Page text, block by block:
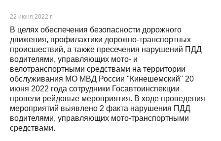
22 июня 2022 г.
В целях обеспечения безопасности дорожного
движения, профилактики дорожно-транспортных
происшествий, а также пресечения нарушений ПДД
водителями, управляющих мото- и
велотранспортными средствами на территории
обслуживания МО МВД России "Кинешемский" 20
июня 2022 года сотрудники Госавтоинспекции
провели рейдовые мероприятия. В ходе проведения
мероприятий выявлено 2 факта нарушения ПДД
водителями, управляющих мото-транспортными
средствами.